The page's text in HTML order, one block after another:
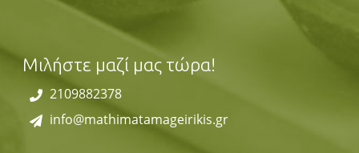
Μιλήστε μαζί μας τώρα!
2109882378
info@mathimatamageirikis.gr